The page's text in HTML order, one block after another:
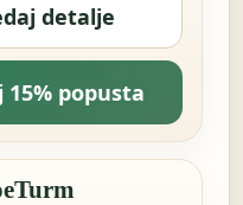
detalje
popusta